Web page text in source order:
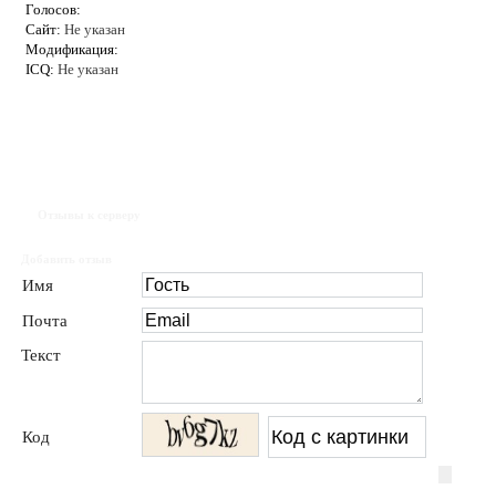
Голосов:
Сайт: Не указан
Модификация:
ICQ: Не указан
Имя
Почта
Текст
Код